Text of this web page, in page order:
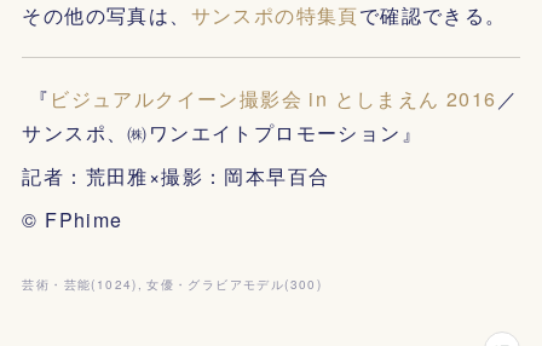
その他の写真は、 サンスポの特集頁で確認できる。
『 ビジュアルクイーン撮影会 in としまえん 2016 ／
サンスポ、㈱ワンエイトプロモーション』
記者：荒田雅×撮影：岡本早百合
© FPhime
芸術・芸能( 1024) 女優・グラビアモデル(300 )